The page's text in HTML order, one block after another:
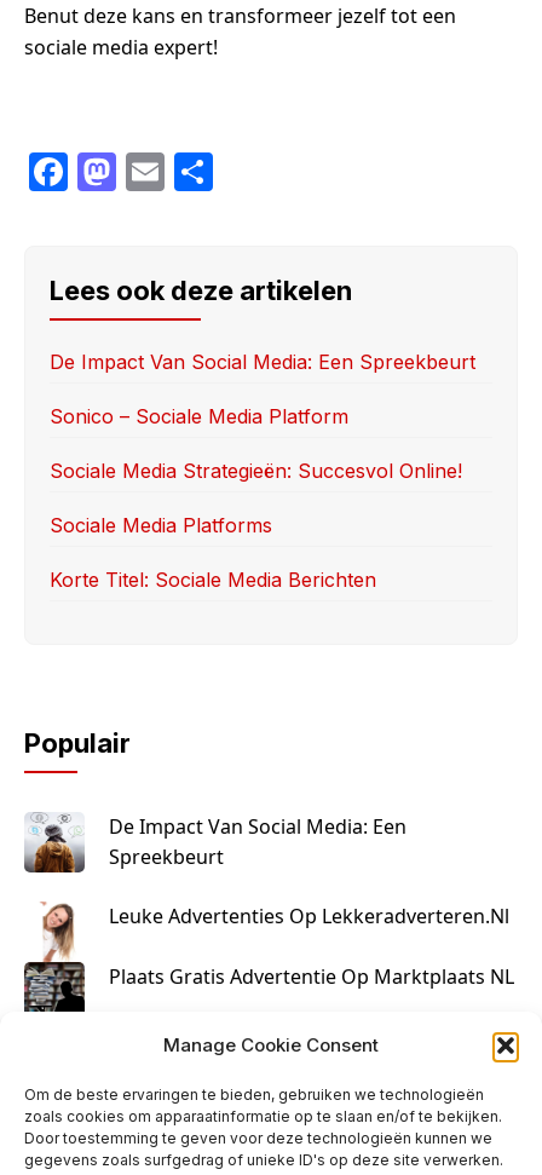
Manage Cookie Consent
Om de beste ervaringen te bieden, gebruiken we technologieën
zoals cookies om apparaatinformatie op te slaan en/of te bekijken.
Door toestemming te geven voor deze technologieën kunnen we
gegevens zoals surfgedrag of unieke ID's op deze site verwerken.
Benut deze kans en transformeer jezelf tot een
sociale media expert!
F
e
b
o
o
M
o
d
o
n
E
e
Lees ook deze artikelen
De Impact Van Social Media: Een Spreekbeurt
Sonico – Sociale Media Platform
Sociale Media Strategieën: Succesvol Online!
Sociale Media Platforms
Korte Titel: Sociale Media Berichten
Populair
De Impact Van Social Media: Een
Spreekbeurt
Leuke Advertenties Op Lekkeradverteren.nl
Plaats Gratis Advertentie Op Marktplaats NL
Kruisbestuiving Voor Succesvolle Marketing